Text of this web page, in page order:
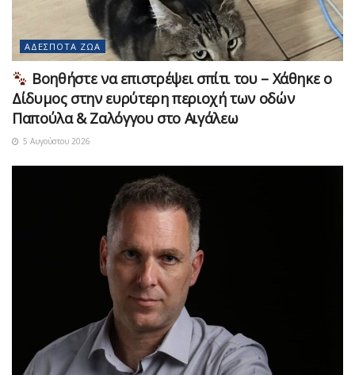
ΑΔΈΣΠΟΤΑ ΖΏΑ
Βοηθήστε να επιστρέψει σπίτι του – Χάθηκε ο
Δίδυμος στην ευρύτερη περιοχή των οδών
Παπούλα & Ζαλόγγου στο Αιγάλεω
5 Αυγούστου 2026